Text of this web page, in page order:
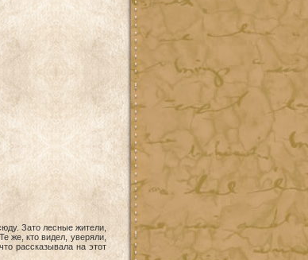
Зато лесные жители,
же, кто видел, уверяли,
рассказывала на этот